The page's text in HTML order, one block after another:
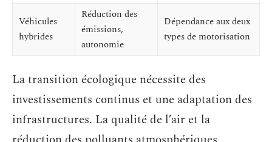
Véhicules
hybrides
Réduction des
émissions,
autonomie
Dépendance aux deux
types de motorisation
La transition écologique nécessite des
investissements continus et une adaptation des
infrastructures. La qualité de l’air et la